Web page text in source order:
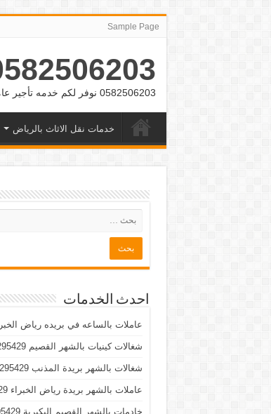
Sample Page
0582506203 تأجير عمالة منزلية بالشهر
0582506203 نوفر لكم خدمه تأجير عاملات منزلية بالشهر بالرياض وجده
خدمات نقل الاثاث بالرياض
احدث الخدمات
عاملات بالساعه في بريده رياض الخبراء
شغالات كينيات بالشهر القصيم 0547295429
شغالات بالشهر بريدة المذنب 0547295429
عاملات بالشهر بريدة رياض الخبراء 0547295429
خادمات بالشهر القصيم البكيرية 0547295429